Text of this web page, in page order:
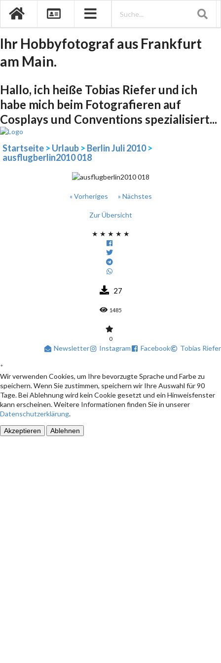
Ihr Hobbyfotograf aus Frankfurt
am Main.
Hallo, ich heiße Tobias Riefer und ich
habe mich beim Fotografieren auf
Cosplays und Conventions spezialisiert...
Startseite > Urlaub > Berlin Juli 2010>
ausflugberlin2010 018
« Vorheriges » Nächstes
Zur Übersicht
★ ★ ★ ★ ★
27
1485
0
Newsletter Instagram Facebook Tobias Riefer
*
Wir verwenden Cookies, um Ihre bevorzugte Sprache und Farbe zu
speichern. Wenn Sie zustimmen, speichern wir Ihre Auswahl für 90
Tage. Bei Ablehnung wird kein Cookie gesetzt und ein Hinweisfenster
kann erscheinen. Weitere Informationen finden Sie in unserer
Datenschutzerklärung.
Akzeptieren Ablehnen